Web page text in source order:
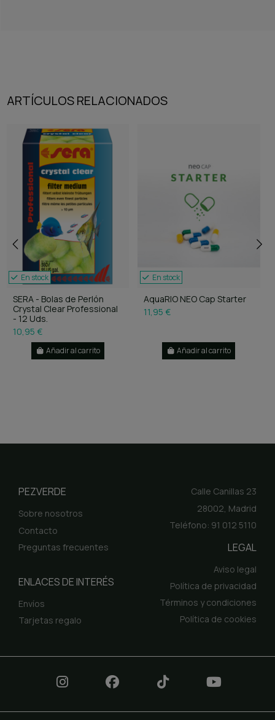
ARTÍCULOS RELACIONADOS
En stock
SERA - Bolas de Perlón
Crystal Clear Professional
- 12 Uds.
10,95 €
Añadir al carrito
En stock
AquaRIO NEO Cap Starter
11,95 €
Añadir al carrito
PEZVERDE
Sobre nosotros
Contacto
Preguntas frecuentes
ENLACES DE INTERÉS
Envíos
Tarjetas regalo
Calle Canillas 23
28002, Madrid
Teléfono: 91 012 5110
LEGAL
Aviso legal
Política de privacidad
Términos y condiciones
Política de cookies